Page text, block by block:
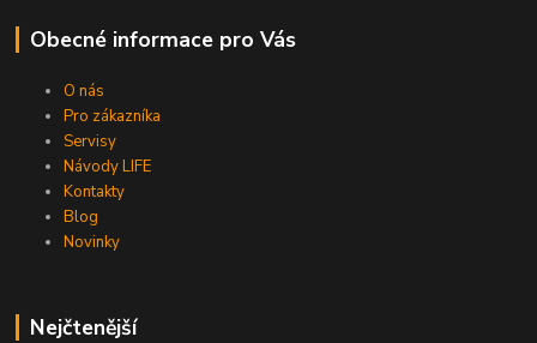
Obecné informace pro Vás
O nás
Pro zákazníka
Servisy
Návody LIFE
Kontakty
Blog
Novinky
Nejčtenější